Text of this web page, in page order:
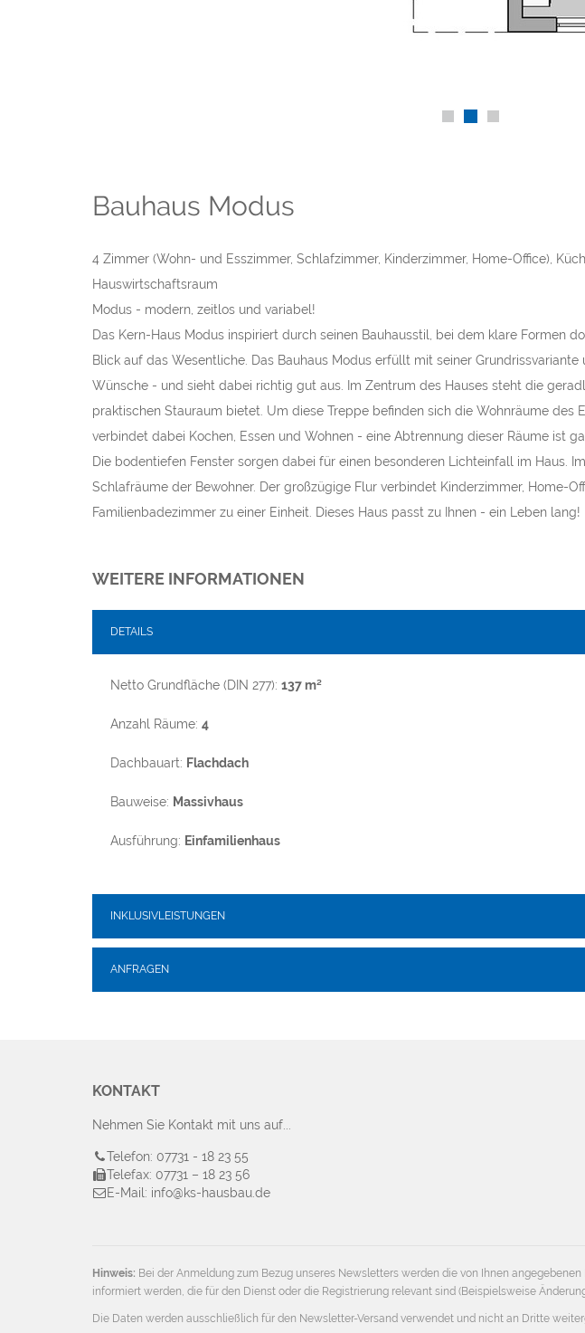
Bauhaus Modus
4 Zimmer (Wohn- und Esszimmer, Schlafzimmer, Kinderzimmer, Home-Office),
Hauswirtschaftsraum
Modus - modern, zeitlos und variabel!
Das Kern-Haus Modus inspiriert durch seinen Bauhausstil, bei dem klare Formen
Blick auf das Wesentliche. Das Bauhaus Modus erfüllt mit seiner
Wünsche - und sieht dabei richtig gut aus. Im Zentrum des Hauses steht die
praktischen Stauraum bietet. Um diese Treppe befinden sich die Wohnräume des
verbindet dabei Kochen, Essen und Wohnen - eine Abtrennung dieser Räume ist
Die bodentiefen Fenster sorgen dabei für einen besonderen Lichteinfall im Haus.
Schlafräume der Bewohner. Der großzügige Flur verbindet Kinderzimmer, Home-
Familienbadezimmer zu einer Einheit. Dieses Haus passt zu Ihnen - ein Leben lang!
WEITERE INFORMATIONEN
DETAILS
Netto Grundfläche (DIN 277): 137 m²
Anzahl Räume: 4
Dachbauart: Flachdach
Bauweise: Massivhaus
Ausführung: Einfamilienhaus
INKLUSIVLEISTUNGEN
ANFRAGEN
KONTAKT
Nehmen Sie Kontakt mit uns auf...
Telefon: 07731 - 18 23 55
Telefax: 07731 – 18 23 56
E-Mail: info@ks-hausbau.de
Hinweis: Bei der Anmeldung zum Bezug unseres Newsletters werden die von Ihnen
informiert werden, die für den Dienst oder die Registrierung relevant sind (Beispielsweise
Die Daten werden ausschließlich für den Newsletter-Versand verwendet und nicht an Dritte